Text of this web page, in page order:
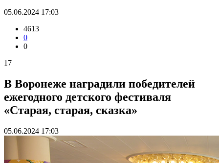
05.06.2024 17:03
4613
0
0
17
В Воронеже наградили победителей
ежегодного детского фестиваля
«Старая, старая, сказка»
05.06.2024 17:03